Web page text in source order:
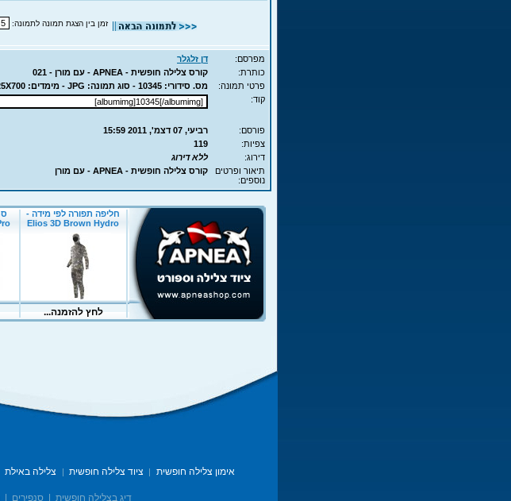
זמן בין הצגת תמונה לתמונה:
מפרסם:
דן זלגלר
כותרת:
קורס צלילה חופשית - APNEA - עם מורן - 021
פרטי תמונה:
מס. סידורי: 10345 - סוג תמונה: JPG - מימדים: 128KB - 525X700
קוד:
פורסם:
רביעי, 07 דצמ', 2011 15:59
צפיות:
119
דירוג:
ללא דירוג
תיאור ופרטים
נוספים:
קורס צלילה חופשית - APNEA - עם מורן
אימון צלילה חופשית | ציוד צלילה חופשית | צלילה באילת
דיג בצלילה חופשית סנפירים